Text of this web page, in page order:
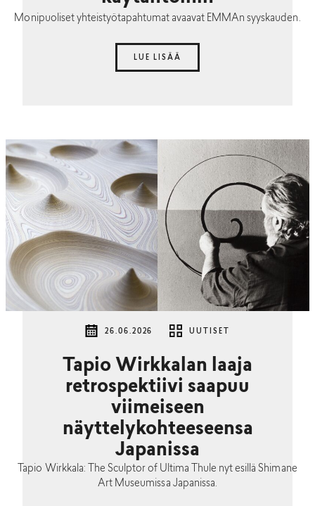
Monipuoliset yhteistyötapahtumat avaavat EMMAn syyskauden.
LUE LISÄÄ
26.06.2026 UUTISET
Tapio Wirkkalan laaja
retrospektiivi saapuu
viimeiseen
näyttelykohteeseensa
Japanissa
Tapio Wirkkala: The Sculptor of Ultima Thule nyt esillä Shimane
Art Museumissa Japanissa.